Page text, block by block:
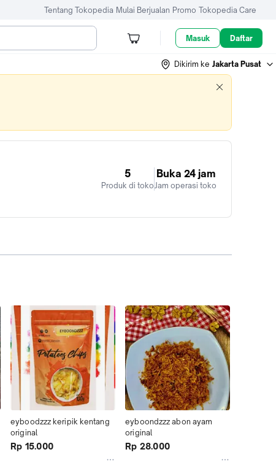
Tentang Tokopedia Mulai Berjualan Promo Tokopedia Care
Masuk Daftar
Dikirim ke Jakarta Pusat
5
Produk di toko
Buka 24 jam
Jam operasi toko
eyboodzzz keripik kentang
original
Rp 15.000
eyboondzzz abon ayam
original
Rp 28.000